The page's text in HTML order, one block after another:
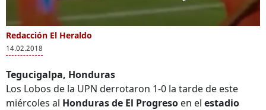
Redacción El Heraldo
14.02.2018
Tegucigalpa, Honduras
Los Lobos de la UPN derrotaron 1-0 la tarde de este
miércoles al Honduras de El Progreso en el estadio